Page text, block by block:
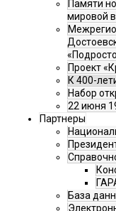
Памяти
мировой
Проект
К 400-
Набор
22 июня
Партнеры
База